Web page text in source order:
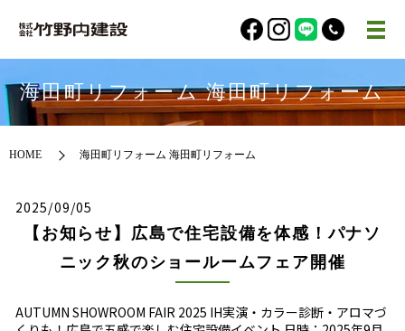
海田町リフォーム 海田町リフォーム
HOME 海田町リフォーム 海田町リフォーム
2025/09/05
【お知らせ】広島で住宅設備を体感！パナソ
ニック秋のショールームフェア開催
AUTUMN SHOWROOM FAIR 2025 IH実演・カラー診断・アロマづ